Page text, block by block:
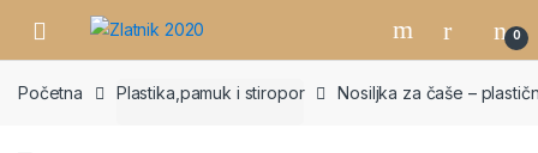
navigation
content
0
Početna Plastika,pamuk i stiropor Nosiljka za čaše –